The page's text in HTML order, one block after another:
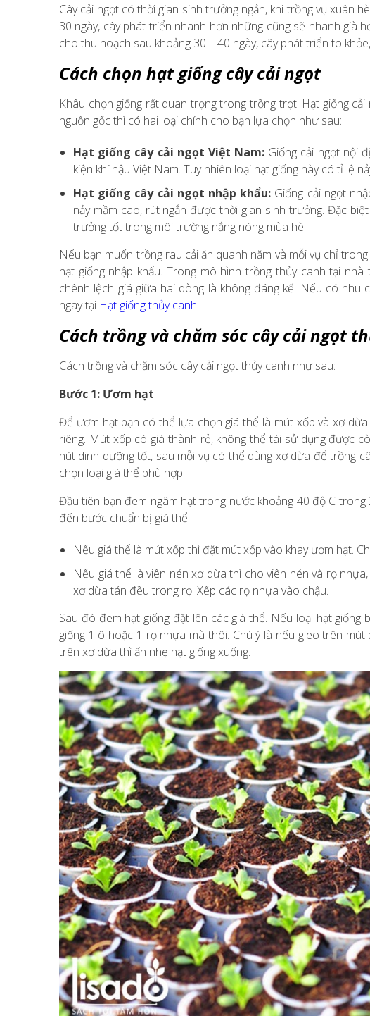
Cây cải ngọt có thời gian sinh trưởng ngắn, khi trồng vụ xuân
30 ngày, cây phát triển nhanh hơn những cũng sẽ nhanh già
cho thu hoạch sau khoảng 30 – 40 ngày, cây phát triển to
Cách chọn hạt giống cây cải ngọt
Khâu chọn giống rất quan trọng trong trồng trọt. Hạt giống
nguồn gốc thì có hai loại chính cho bạn lựa chọn như sau:
Hạt giống cây cải ngọt Việt Nam: Giống cải ngọt nội
kiện khí hậu Việt Nam. Tuy nhiên loại hạt giống này có tỉ lệ
Hạt giống cây cải ngọt nhập khẩu: Giống cải ngọt
nảy mầm cao, rút ngắn được thời gian sinh trưởng. Đặc
trưởng tốt trong môi trường nắng nóng mùa hè.
Nếu bạn muốn trồng rau cải ăn quanh năm và mỗi vụ chỉ
hạt giống nhập khẩu. Trong mô hình trồng thủy canh tại
chênh lệch giá giữa hai dòng là không đáng kể. Nếu có nhu
ngay tại Hạt giống thủy canh.
Cách trồng và chăm sóc cây cải ngọt
Cách trồng và chăm sóc cây cải ngọt thủy canh như sau:
Bước 1: Ươm hạt
Để ươm hạt bạn có thể lựa chọn giá thể là mút xốp và xơ
riêng. Mút xốp có giá thành rẻ, không thể tái sử dụng được
hút dinh dưỡng tốt, sau mỗi vụ có thể dùng xơ dừa để trồng
chọn loại giá thể phù hợp.
Đầu tiên bạn đem ngâm hạt trong nước khoảng 40 độ C
đến bước chuẩn bị giá thể:
Nếu giá thể là mút xốp thì đặt mút xốp vào khay ươm hạt.
Nếu giá thể là viên nén xơ dừa thì cho viên nén và rọ
xơ dừa tán đều trong rọ. Xếp các rọ nhựa vào chậu.
Sau đó đem hạt giống đặt lên các giá thể. Nếu loại hạt giống
giống 1 ô hoặc 1 rọ nhựa mà thôi. Chú ý là nếu gieo trên
trên xơ dừa thì ấn nhẹ hạt giống xuống.